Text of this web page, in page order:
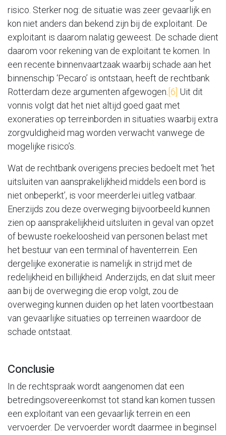
risico. Sterker nog: de situatie was zeer gevaarlijk en
kon niet anders dan bekend zijn bij de exploitant. De
exploitant is daarom nalatig geweest. De schade dient
daarom voor rekening van de exploitant te komen. In
een recente binnenvaartzaak waarbij schade aan het
binnenschip ‘Pecaro’ is ontstaan, heeft de rechtbank
Rotterdam deze argumenten afgewogen. [6] Uit dit
vonnis volgt dat het niet altijd goed gaat met
exoneraties op terreinborden in situaties waarbij extra
zorgvuldigheid mag worden verwacht vanwege de
mogelijke risico’s.
Wat de rechtbank overigens precies bedoelt met ‘het
uitsluiten van aansprakelijkheid middels een bord is
niet onbeperkt’, is voor meerderlei uitleg vatbaar.
Enerzijds zou deze overweging bijvoorbeeld kunnen
zien op aansprakelijkheid uitsluiten in geval van opzet
of bewuste roekeloosheid van personen belast met
het bestuur van een terminal of haventerrein. Een
dergelijke exoneratie is namelijk in strijd met de
redelijkheid en billijkheid. Anderzijds, en dat sluit meer
aan bij de overweging die erop volgt, zou de
overweging kunnen duiden op het laten voortbestaan
van gevaarlijke situaties op terreinen waardoor de
schade ontstaat.
Conclusie
In de rechtspraak wordt aangenomen dat een
betredingsovereenkomst tot stand kan komen tussen
een exploitant van een gevaarlijk terrein en een
vervoerder. De vervoerder wordt daarmee in beginsel